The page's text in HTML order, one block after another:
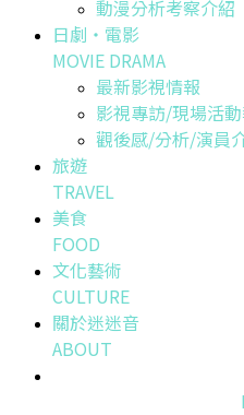
動漫分析考察介紹
日劇・電影
MOVIE DRAMA
最新影視情報
影視專訪/現場活
觀後感/分析/演員
旅遊
TRAVEL
美食
FOOD
文化藝術
CULTURE
關於迷迷音
ABOUT